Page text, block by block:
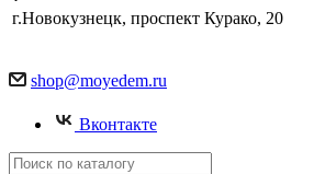
г.Новокузнецк, проспект Курако, 20
shop@moyedem.ru
Вконтакте